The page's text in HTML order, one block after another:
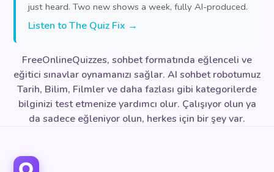
just heard. Two new shows a week, fully AI-produced.
Listen to The Quiz Fix →
FreeOnlineQuizzes, sohbet formatında eğlenceli ve
eğitici sınavlar oynamanızı sağlar. AI sohbet robotumuz
Tarih, Bilim, Filmler ve daha fazlası gibi kategorilerde
bilginizi test etmenize yardımcı olur. Çalışıyor olun ya
da sadece eğleniyor olun, herkes için bir şey var.